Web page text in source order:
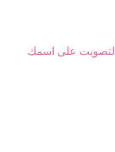
التصويت على اسمك